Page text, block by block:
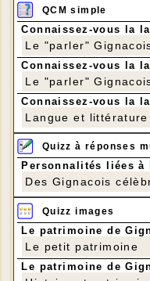
QCM simple
Connaissez-vous la
Le "parler"
Connaissez-vous la
Le "parler"
Connaissez-vous la
Langue et littérature
Quizz à réponses
Personnalités liées
Des Gignacois
Quizz images
Le patrimoine de
Le petit patrimoine
Le patrimoine de